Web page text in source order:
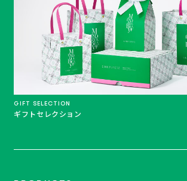
GIFT SELECTION
ギフトセレクション